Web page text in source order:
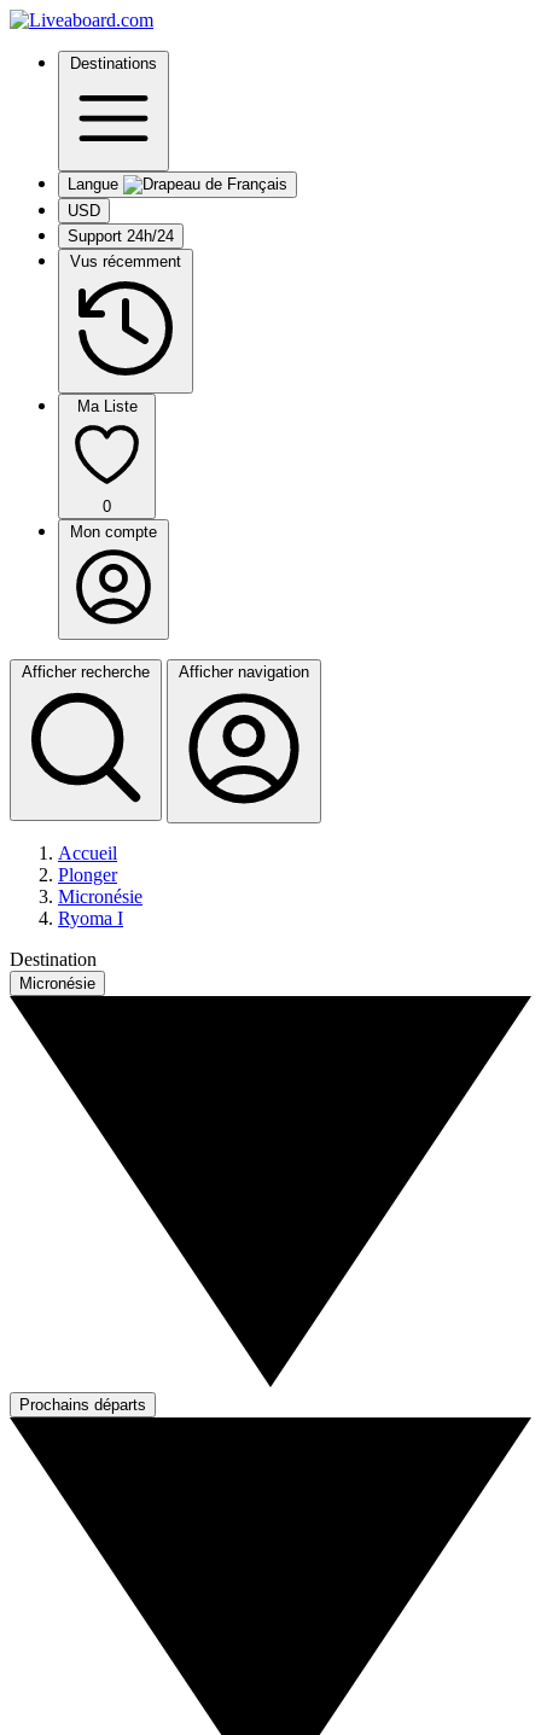
Destinations
Langue
USD
Support 24h/24
Vus récemment
Ma Liste
0
Mon compte
Afficher recherche Afficher navigation
Accueil
Plonger
Micronésie
Ryoma I
Destination
Micronésie
Prochains départs